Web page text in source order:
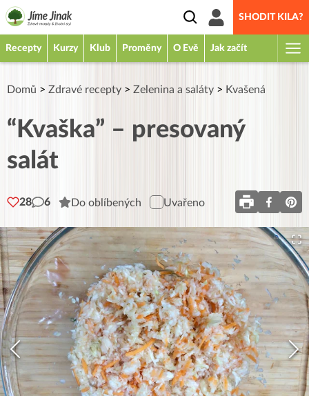
SHODIT KILA?
Recepty Kurzy Klub Proměny O Evě Jak začít
Domů > Zdravé recepty > Zelenina a saláty > Kvašená
“Kvaška” – presovaný
salát
28 6 Do oblíbených Uvařeno